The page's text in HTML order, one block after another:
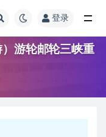
登录
游轮邮轮三峡重